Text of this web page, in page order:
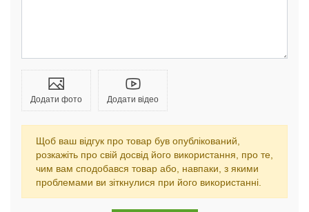
Додати фото Додати відео
Щоб ваш відгук про товар був опублікований,
розкажіть про свій досвід його використання, про те,
чим вам сподобався товар або, навпаки, з якими
проблемами ви зіткнулися при його використанні.